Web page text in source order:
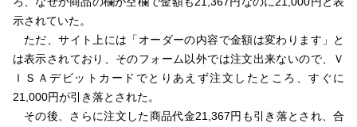
示されていた。
ただ、サイト上には「オーダーの内容で金額は変わります」と
は表示されており、そのフォーム以外では注文出来ないので、Ｖ
ＩＳＡデビットカードでとりあえず注文したところ、すぐに
21,000円が引き落とされた。
その後、さらに注文した商品代金21,367円も引き落とされ、合